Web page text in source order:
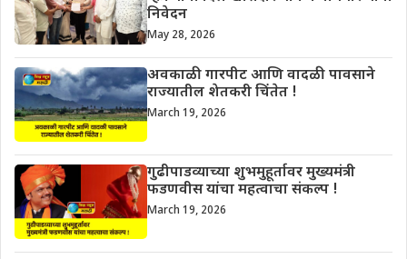
निवेदन
May 28, 2026
अवकाळी गारपीट आणि वादळी पावसाने
राज्यातील शेतकरी चिंतेत !
March 19, 2026
गुढीपाडव्याच्या शुभमुहूर्तावर मुख्यमंत्री
फडणवीस यांचा महत्वाचा संकल्प !
March 19, 2026